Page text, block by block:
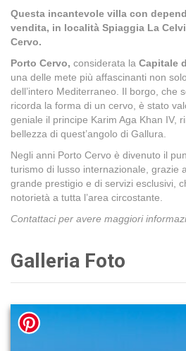
Questa incantevole villa con
vendita, in località Spiaggia La
Cervo.
Porto Cervo, considerata la Capitale
una delle mete più affascinanti non
dell’intero Mediterraneo. Il borgo, che
ricorda la forma di un cervo, è stato
geniale il principe Karim Aga Khan IV,
bellezza di quest’angolo di Gallura.
Negli anni Porto Cervo è divenuto il
turismo di lusso internazionale, grazie
grande prestigio e di servizi esclusivi,
notorietà a tutta l’area circostante.
Contattaci per avere maggiori
Galleria Foto